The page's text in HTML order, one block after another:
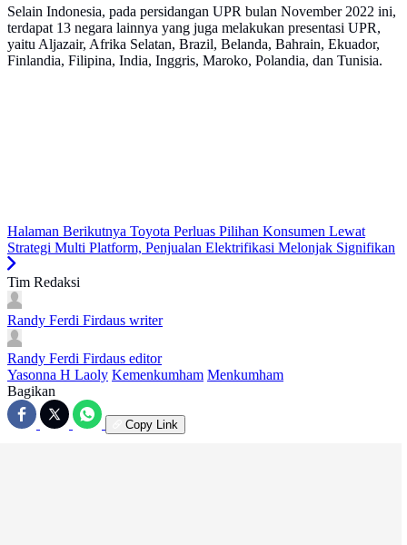
Selain Indonesia, pada persidangan UPR bulan November 2022 ini,
terdapat 13 negara lainnya yang juga melakukan presentasi UPR,
yaitu Aljazair, Afrika Selatan, Brazil, Belanda, Bahrain, Ekuador,
Finlandia, Filipina, India, Inggris, Maroko, Polandia, dan Tunisia.
Halaman Berikutnya Toyota Perluas Pilihan Konsumen Lewat
Strategi Multi Platform, Penjualan Elektrifikasi Melonjak Signifikan
Tim Redaksi
Randy Ferdi Firdaus writer
Randy Ferdi Firdaus editor
Yasonna H Laoly Kemenkumham Menkumham
Bagikan
Copy Link